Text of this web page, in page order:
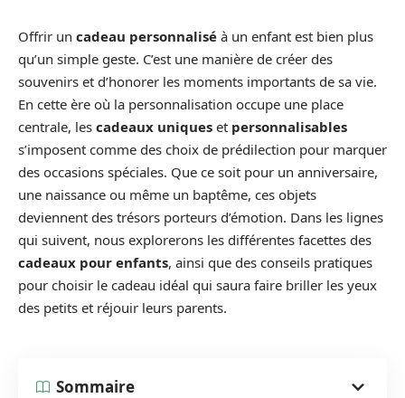
Offrir un cadeau personnalisé à un enfant est bien plus
qu’un simple geste. C’est une manière de créer des
souvenirs et d’honorer les moments importants de sa vie.
En cette ère où la personnalisation occupe une place
centrale, les cadeaux uniques et personnalisables
s’imposent comme des choix de prédilection pour marquer
des occasions spéciales. Que ce soit pour un anniversaire,
une naissance ou même un baptême, ces objets
deviennent des trésors porteurs d’émotion. Dans les lignes
qui suivent, nous explorerons les différentes facettes des
cadeaux pour enfants, ainsi que des conseils pratiques
pour choisir le cadeau idéal qui saura faire briller les yeux
des petits et réjouir leurs parents.
Sommaire